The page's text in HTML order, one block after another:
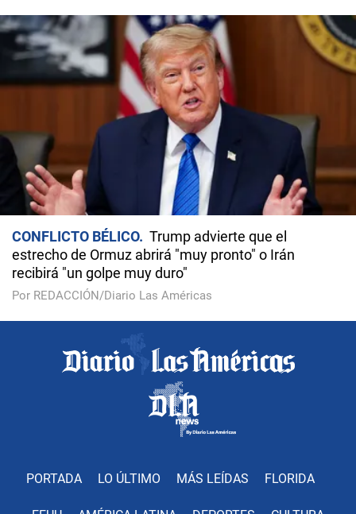
CONFLICTO BÉLICO
Trump advierte que el
estrecho de Ormuz abrirá "muy pronto" o Irán
recibirá "un golpe muy duro"
Por REDACCIÓN/Diario Las Américas
PORTADA LO ÚLTIMO MÁS LEÍDAS FLORIDA